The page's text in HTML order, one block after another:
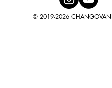
© 2019-2026